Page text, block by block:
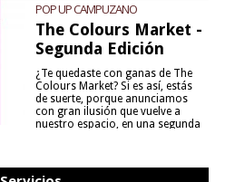
POP UP CAMPUZANO
The Colours Market -
Segunda Edición
¿Te quedaste con ganas de The
Colours Market? Si es así, estás
de suerte, porque anunciamos
con gran ilusión que vuelve a
nuestro espacio, en una segunda